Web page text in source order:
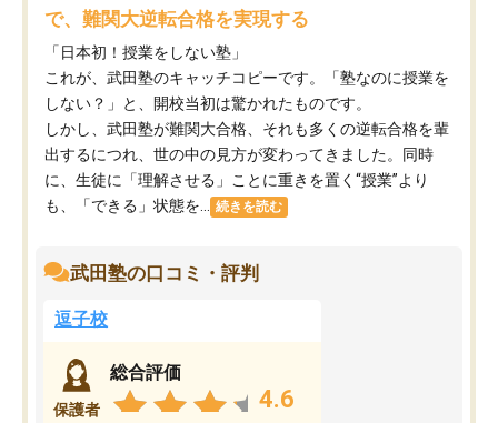
で、難関大逆転合格を実現する
「日本初！授業をしない塾」
これが、武田塾のキャッチコピーです。「塾なのに授業を
しない？」と、開校当初は驚かれたものです。
しかし、武田塾が難関大合格、それも多くの逆転合格を輩
出するにつれ、世の中の見方が変わってきました。同時
に、生徒に「理解させる」ことに重きを置く“授業”より
も、「できる」状態を...
続きを読む
武田塾の口コミ・評判
逗子校
保護者
総合評価
4.6